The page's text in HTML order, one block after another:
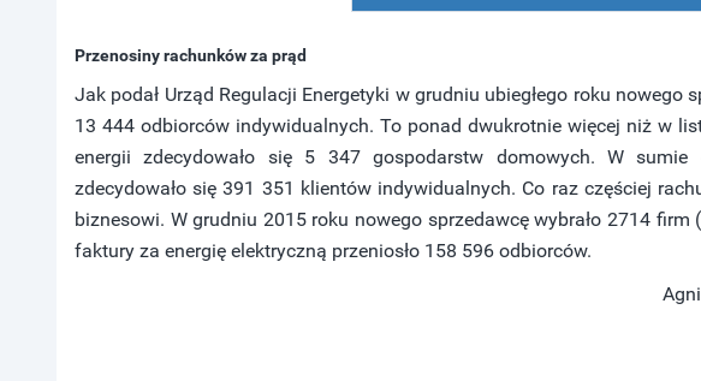
Przenosiny rachunków za prąd
Jak podał Urząd Regulacji Energetyki w grudniu ubiegłego roku nowego
13 444 odbiorców indywidualnych. To ponad dwukrotnie więcej niż w
energii zdecydowało się 5 347 gospodarstw domowych. W
zdecydowało się 391 351 klientów indywidualnych. Co raz częściej
biznesowi. W grudniu 2015 roku nowego sprzedawcę wybrało 2714
faktury za energię elektryczną przeniosło 158 596 odbiorców.